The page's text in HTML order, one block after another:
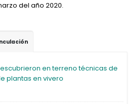
del año 2020.
en terreno técnicas de
plantas en vivero